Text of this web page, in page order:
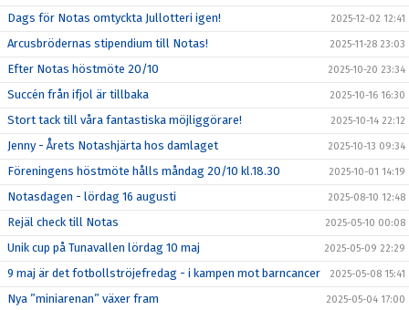
Dags för Notas omtyckta Jullotteri igen! 2025-12-02 12:41
Arcusbrödernas stipendium till Notas! 2025-11-28 23:03
Efter Notas höstmöte 20/10 2025-10-20 23:34
Succén från ifjol är tillbaka 2025-10-16 16:30
Stort tack till våra fantastiska möjliggörare! 2025-10-14 22:12
Jenny - Årets Notashjärta hos damlaget 2025-10-13 09:34
Föreningens höstmöte hålls måndag 20/10 kl.18.30 2025-10-01 14:19
Notasdagen - lördag 16 augusti 2025-08-10 12:48
Rejäl check till Notas 2025-05-10 00:08
Unik cup på Tunavallen lördag 10 maj 2025-05-09 22:29
9 maj är det fotbollströjefredag - i kampen mot barncancer 2025-05-08 15:41
Nya ”miniarenan” växer fram 2025-05-04 17:00